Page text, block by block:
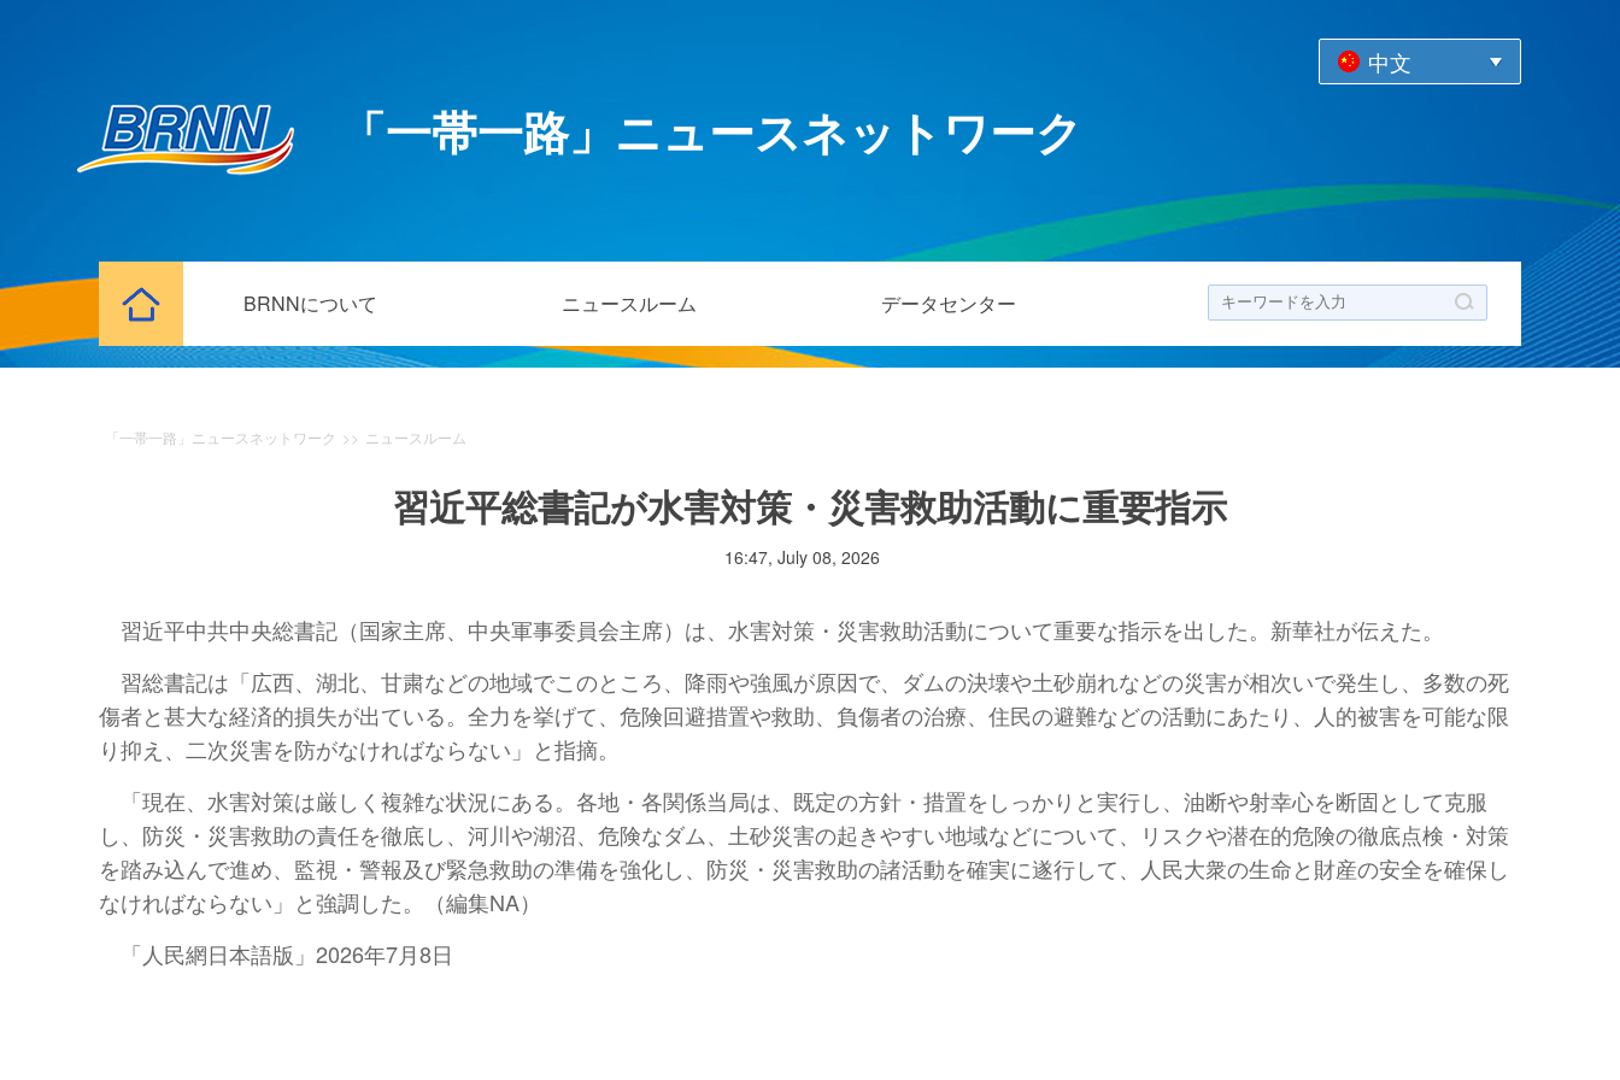
中文
「一帯一路」ニュースネットワーク
BRNNについて ニュースルーム データセンター
「一帯一路」ニュースネットワーク >> ニュースルーム
習近平総書記が水害対策・災害救助活動に重要指示
16:47, July 08, 2026
習近平中共中央総書記（国家主席、中央軍事委員会主席）は、水害対策・災害救助活動について重要な指示を出した。新華社が伝えた。
習総書記は「広西、湖北、甘粛などの地域でこのところ、降雨や強風が原因で、ダムの決壊や土砂崩れなどの災害が相次いで発生し、多数の死
傷者と甚大な経済的損失が出ている。全力を挙げて、危険回避措置や救助、負傷者の治療、住民の避難などの活動にあたり、人的被害を可能な限
り抑え、二次災害を防がなければならない」と指摘。
「現在、水害対策は厳しく複雑な状況にある。各地・各関係当局は、既定の方針・措置をしっかりと実行し、油断や射幸心を断固として克服
し、防災・災害救助の責任を徹底し、河川や湖沼、危険なダム、土砂災害の起きやすい地域などについて、リスクや潜在的危険の徹底点検・対策
を踏み込んで進め、監視・警報及び緊急救助の準備を強化し、防災・災害救助の諸活動を確実に遂行して、人民大衆の生命と財産の安全を確保し
なければならない」と強調した。（編集NA）
「人民網日本語版」2026年7月8日